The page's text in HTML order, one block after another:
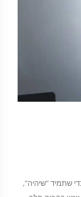
שתמיד "שיהיה",